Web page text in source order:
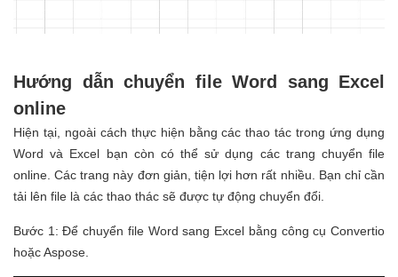
Hướng dẫn chuyển file Word sang Excel
online
Hiện tại, ngoài cách thực hiện bằng các thao tác trong ứng dụng
Word và Excel bạn còn có thể sử dụng các trang chuyển file
online. Các trang này đơn giản, tiện lợi hơn rất nhiều. Bạn chỉ cần
tải lên file là các thao thác sẽ được tự động chuyển đổi.
Bước 1: Để chuyển file Word sang Excel bằng công cụ Convertio
hoặc Aspose.